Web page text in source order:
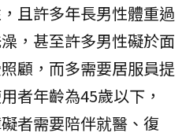
且許多年長男性體重過
，甚至許多男性礙於面
顧，而多需要居服員提
者年齡為45歲以下，
者需要陪伴就醫、復